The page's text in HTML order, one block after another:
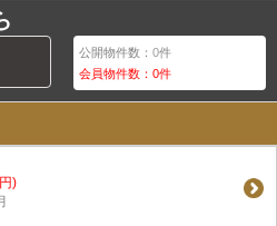
公開物件数：0件
会員物件数：0件
)